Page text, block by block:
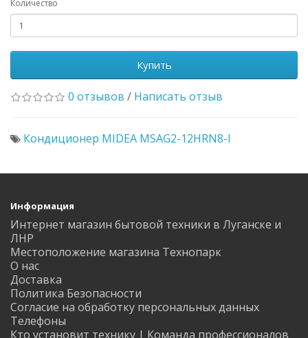
Количество
Купить
0 отзывов / Написать отзыв
Кондиционер MIDEA MSAG2-12HRN8-I
Информация
Интернет магазин бытовой техники в Луганске и
ЛНР
Местоположение магазина Технопарк
О нас
Доставка
Политика Безопасности
Согласие на обработку персональных данных
Телефоны
Кто установит технику | Команда профессионалов